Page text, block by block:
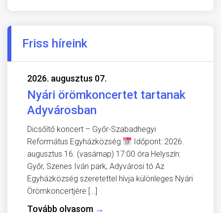
Friss híreink
2026. augusztus 07.
Nyári örömkoncertet tartanak
Adyvárosban
Dicsőítő koncert – Győr-Szabadhegyi
Református Egyházközség
Időpont: 2026.
augusztus 16. (vasárnap) 17:00 óra Helyszín:
Győr, Szenes Iván park, Adyvárosi tó Az
Egyházközség szeretettel hívja különleges Nyári
Örömkoncertjére […]
Tovább olvasom →